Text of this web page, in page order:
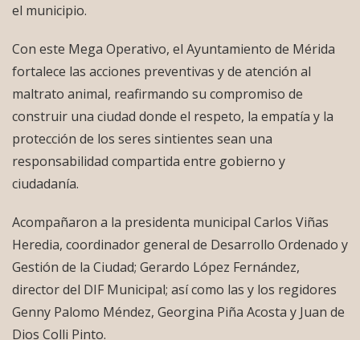
el municipio.
Con este Mega Operativo, el Ayuntamiento de Mérida
fortalece las acciones preventivas y de atención al
maltrato animal, reafirmando su compromiso de
construir una ciudad donde el respeto, la empatía y la
protección de los seres sintientes sean una
responsabilidad compartida entre gobierno y
ciudadanía.
Acompañaron a la presidenta municipal Carlos Viñas
Heredia, coordinador general de Desarrollo Ordenado y
Gestión de la Ciudad; Gerardo López Fernández,
director del DIF Municipal; así como las y los regidores
Genny Palomo Méndez, Georgina Piña Acosta y Juan de
Dios Colli Pinto.